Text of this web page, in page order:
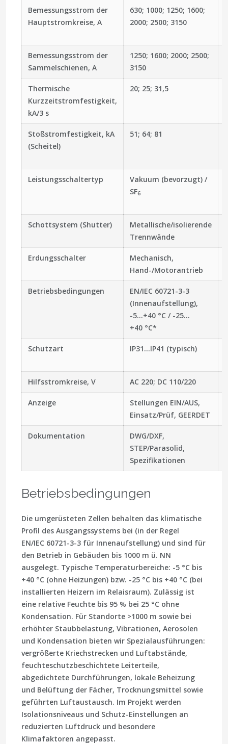
Bemessungsstrom der
Hauptstromkreise, A
630; 1000; 1250; 1600;
2000; 2500; 3150
Bemessungsstrom der
Sammelschienen, A
1250; 1600; 2000; 2500;
3150
Thermische
Kurzzeitstromfestigkeit,
kA/3 s
20; 25; 31,5
Stoßstromfestigkeit, kA
(Scheitel)
51; 64; 81
Leistungsschaltertyp
Vakuum (bevorzugt) /
SF6
Schottsystem (Shutter)
Metallische/isolierende
Trennwände
Erdungsschalter
Mechanisch,
Hand-/Motorantrieb
Betriebsbedingungen
EN/IEC 60721-3-3
(Innenaufstellung),
-5…+40 °C / -25…
+40 °C*
Schutzart IP31…IP41 (typisch)
Hilfsstromkreise, V AC 220; DC 110/220
Anzeige
Stellungen EIN/AUS,
Einsatz/Prüf, GEERDET
Dokumentation
DWG/DXF,
STEP/Parasolid,
Spezifikationen
Betriebsbedingungen
Die umgerüsteten Zellen behalten das klimatische
Profil des Ausgangssystems bei (in der Regel
EN/IEC 60721-3-3 für Innenaufstellung) und sind für
den Betrieb in Gebäuden bis 1000 m ü. NN
ausgelegt. Typische Temperaturbereiche: -5 °C bis
+40 °C (ohne Heizungen) bzw. -25 °C bis +40 °C (bei
installierten Heizern im Relaisraum). Zulässig ist
eine relative Feuchte bis 95 % bei 25 °C ohne
Kondensation. Für Standorte >1000 m sowie bei
erhöhter Staubbelastung, Vibrationen, Aerosolen
und Kondensation bieten wir Spezialausführungen:
vergrößerte Kriechstrecken und Luftabstände,
feuchte­schutz­beschichtete Leiterteile,
abgedichtete Durchführungen, lokale Beheizung
und Belüftung der Fächer, Trocknungsmittel sowie
geführten Luftaustausch. Im Projekt werden
Isolationsniveaus und Schutz-Einstellungen an
reduzierten Luftdruck und besondere
Klimafaktoren angepasst.